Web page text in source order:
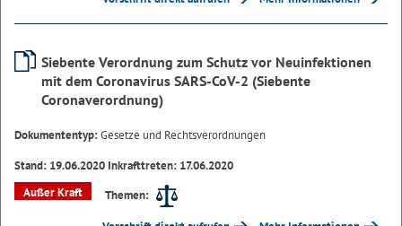
Siebente Verordnung zum Schutz vor Neuinfektionen
mit dem Coronavirus SARS-CoV-2 (Siebente
Coronaverordnung)
Dokumententyp:Gesetze und Rechtsverordnungen
Stand: 19.06.2020 Inkrafttreten: 17.06.2020
Außer Kraft
Themen: